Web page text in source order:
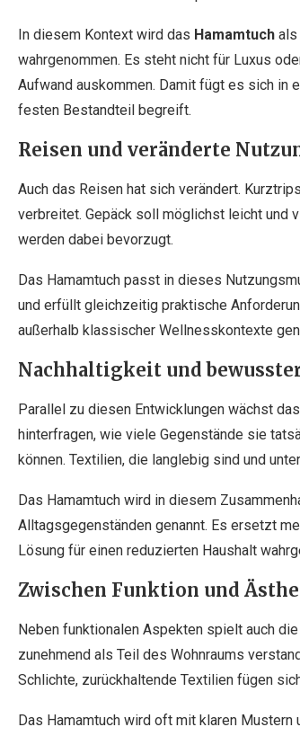
In diesem Kontext wird das Hamamtuch als
wahrgenommen. Es steht nicht für Luxus
Aufwand auskommen. Damit fügt es sich in
festen Bestandteil begreift.
Reisen und veränderte
Auch das Reisen hat sich verändert.
verbreitet. Gepäck soll möglichst leicht und
werden dabei bevorzugt.
Das Hamamtuch passt in dieses
und erfüllt gleichzeitig praktische
außerhalb klassischer Wellnesskontexte
Nachhaltigkeit und
Parallel zu diesen Entwicklungen wächst
hinterfragen, wie viele Gegenstände sie
können. Textilien, die langlebig sind und
Das Hamamtuch wird in diesem
Alltagsgegenständen genannt. Es ersetzt
Lösung für einen reduzierten Haushalt
Zwischen Funktion und
Neben funktionalen Aspekten spielt auch
zunehmend als Teil des Wohnraums
Schlichte, zurückhaltende Textilien fügen
Das Hamamtuch wird oft mit klaren